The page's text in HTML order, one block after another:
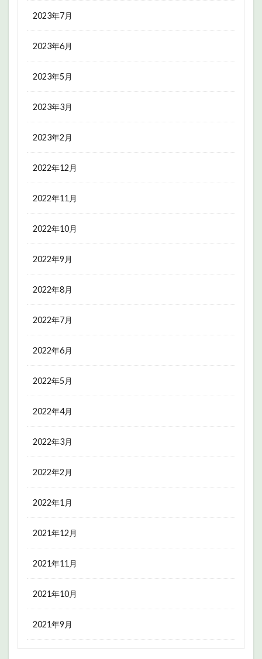
2023年7月
2023年6月
2023年5月
2023年3月
2023年2月
2022年12月
2022年11月
2022年10月
2022年9月
2022年8月
2022年7月
2022年6月
2022年5月
2022年4月
2022年3月
2022年2月
2022年1月
2021年12月
2021年11月
2021年10月
2021年9月